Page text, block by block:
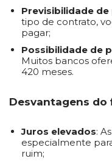
Previsibilidade
tipo de contrato,
pagar;
Possibilidade de
Muitos bancos
420 meses.
Desvantagens
Juros elevados:
especialmente
ruim;